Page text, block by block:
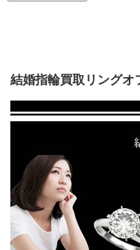
結婚指輪買取リングオ